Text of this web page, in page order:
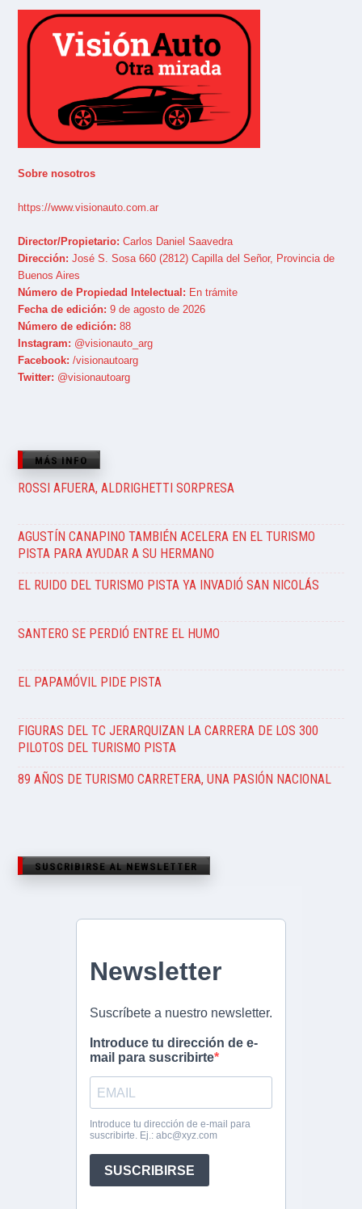
Sobre nosotros
https://www.visionauto.com.ar
Director/Propietario: Carlos Daniel Saavedra
Dirección: José S. Sosa 660 (2812) Capilla del Señor, Provincia de
Buenos Aires
Número de Propiedad Intelectual: En trámite
Fecha de edición: 9 de agosto de 2026
Número de edición: 88
Instagram: @visionauto_arg
Facebook: /visionautoarg
Twitter: @visionautoarg
MÁS INFO
ROSSI AFUERA, ALDRIGHETTI SORPRESA
AGUSTÍN CANAPINO TAMBIÉN ACELERA EN EL TURISMO
PISTA PARA AYUDAR A SU HERMANO
EL RUIDO DEL TURISMO PISTA YA INVADIÓ SAN NICOLÁS
SANTERO SE PERDIÓ ENTRE EL HUMO
EL PAPAMÓVIL PIDE PISTA
FIGURAS DEL TC JERARQUIZAN LA CARRERA DE LOS 300
PILOTOS DEL TURISMO PISTA
89 AÑOS DE TURISMO CARRETERA, UNA PASIÓN NACIONAL
SUSCRIBIRSE AL NEWSLETTER